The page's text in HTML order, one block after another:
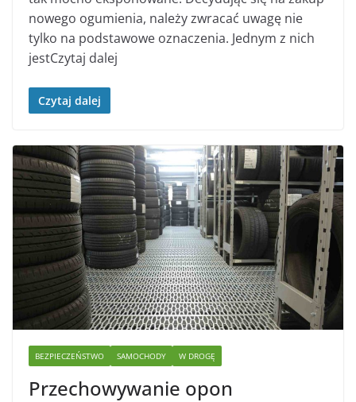
nowego ogumienia, należy zwracać uwagę nie
tylko na podstawowe oznaczenia. Jednym z nich
jestCzytaj dalej
Czytaj dalej
BEZPIECZEŃSTWO SAMOCHODY W DROGĘ
Przechowywanie opon